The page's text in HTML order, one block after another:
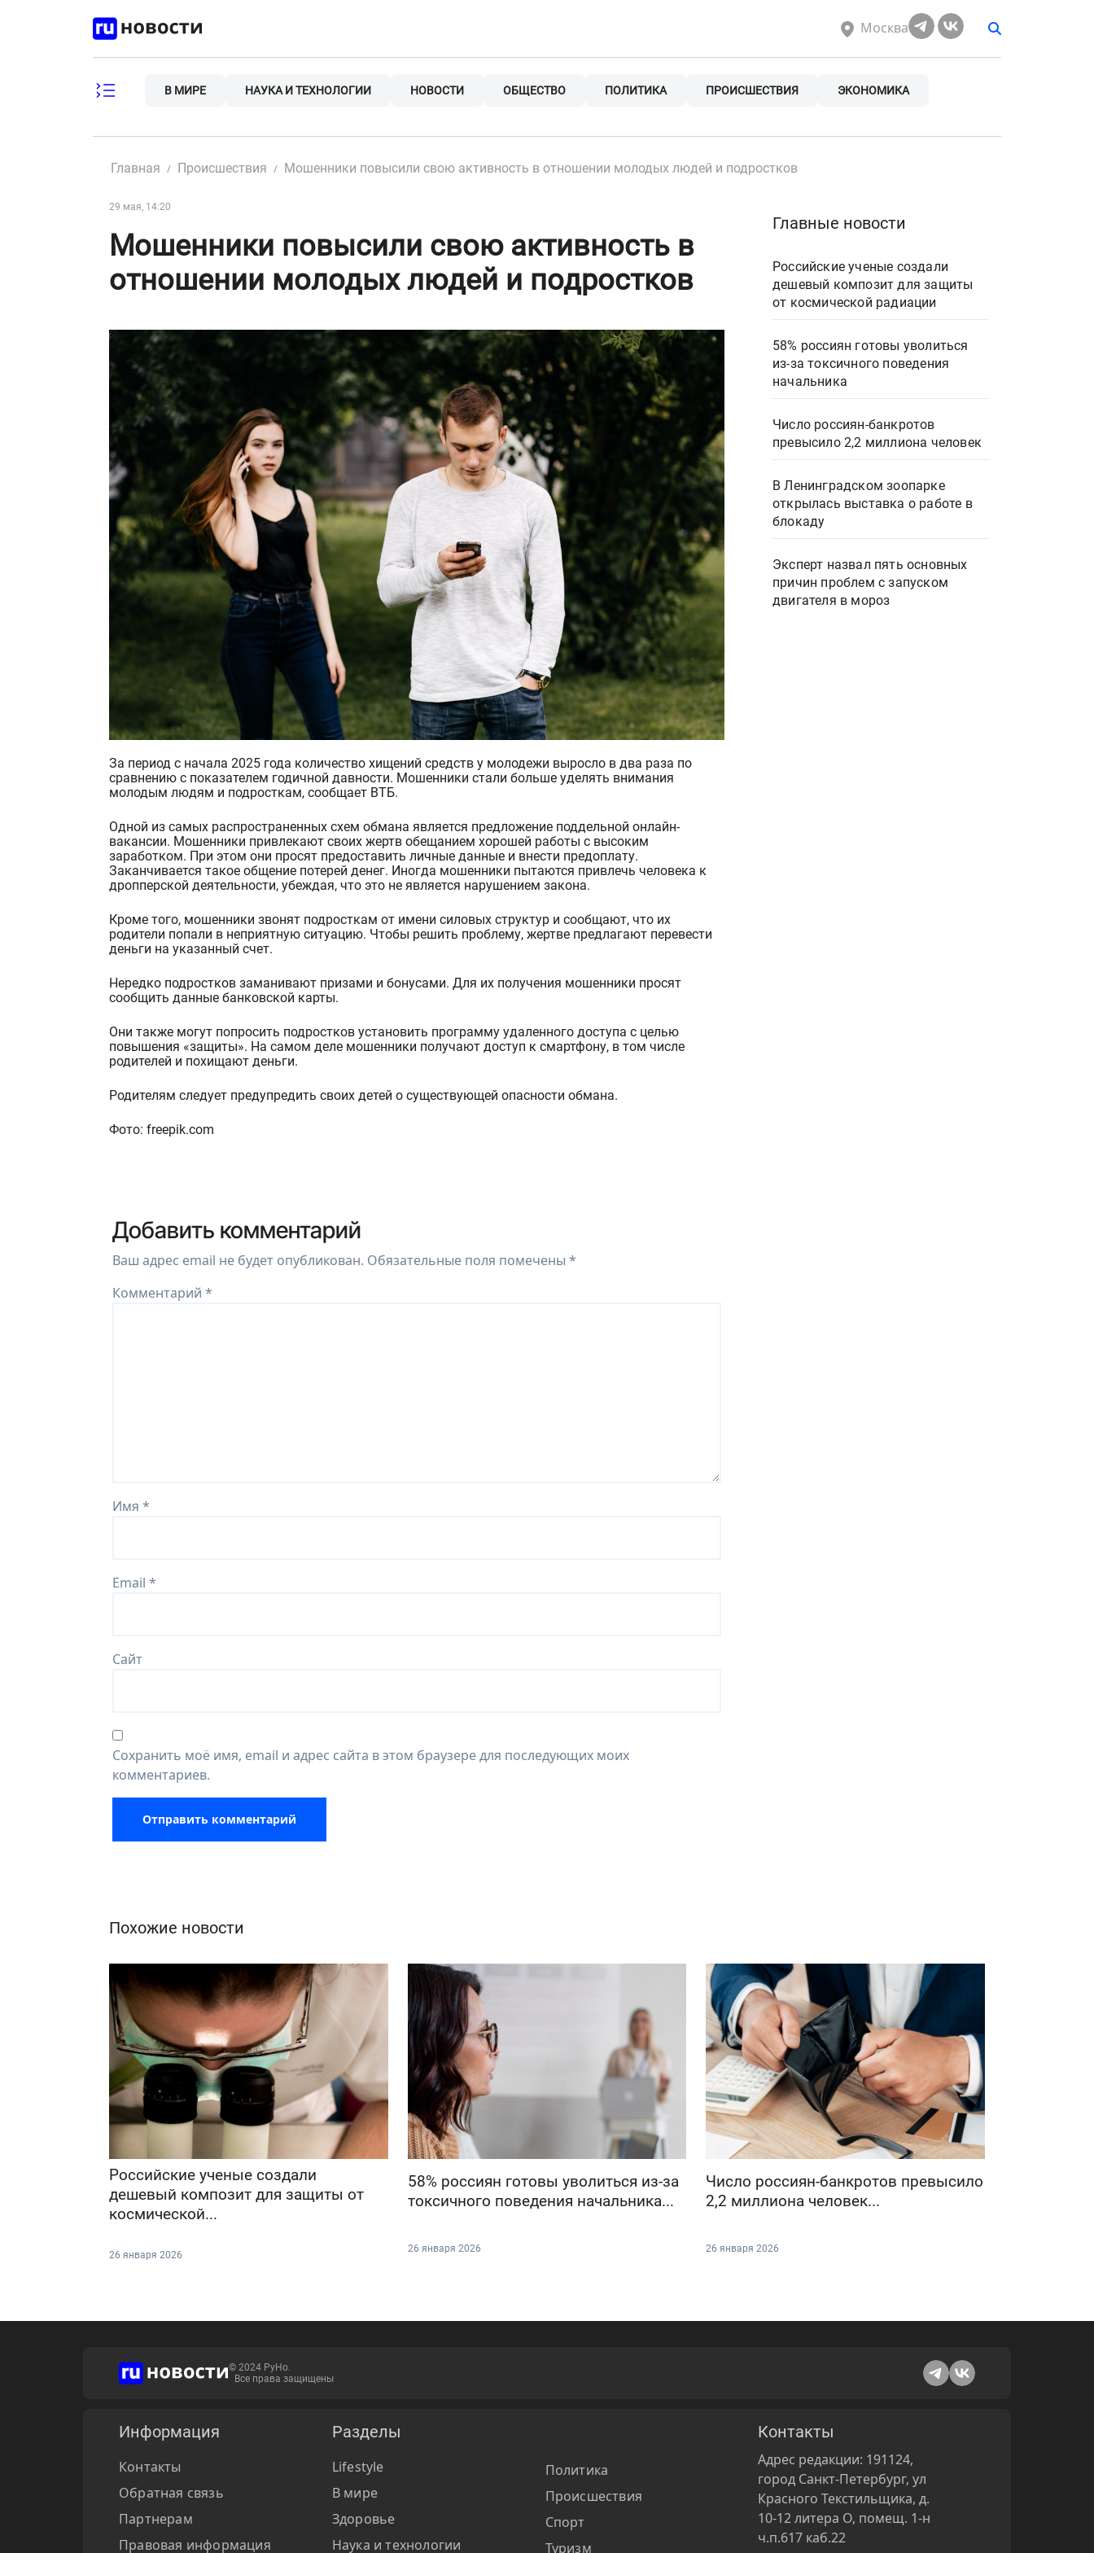
Москва
В МИРЕ НАУКА И ТЕХНОЛОГИИ НОВОСТИ ОБЩЕСТВО ПОЛИТИКА ПРОИСШЕСТВИЯ ЭКОНОМИКА
Главная Происшествия Мошенники повысили свою активность в отношении молодых людей и подростков
29 мая, 14:20
Мошенники повысили свою активность в
отношении молодых людей и подростков
За период с начала 2025 года количество хищений средств у молодежи выросло в два раза по
сравнению с показателем годичной давности. Мошенники стали больше уделять внимания
молодым людям и подросткам, сообщает ВТБ.
Одной из самых распространенных схем обмана является предложение поддельной онлайн-
вакансии. Мошенники привлекают своих жертв обещанием хорошей работы с высоким
заработком. При этом они просят предоставить личные данные и внести предоплату.
Заканчивается такое общение потерей денег. Иногда мошенники пытаются привлечь человека к
дропперской деятельности, убеждая, что это не является нарушением закона.
Кроме того, мошенники звонят подросткам от имени силовых структур и сообщают, что их
родители попали в неприятную ситуацию. Чтобы решить проблему, жертве предлагают перевести
деньги на указанный счет.
Нередко подростков заманивают призами и бонусами. Для их получения мошенники просят
сообщить данные банковской карты.
Они также могут попросить подростков установить программу удаленного доступа с целью
повышения «защиты». На самом деле мошенники получают доступ к смартфону, в том числе
родителей и похищают деньги.
Родителям следует предупредить своих детей о существующей опасности обмана.
Фото: freepik.com
Добавить комментарий
Ваш адрес email не будет опубликован. Обязательные поля помечены *
Комментарий *
Имя *
Email *
Сайт
Сохранить моё имя, email и адрес сайта в этом браузере для последующих моих
комментариев.
Главные новости
Российские ученые создали
дешевый композит для защиты
от космической радиации
58% россиян готовы уволиться
из-за токсичного поведения
начальника
Число россиян-банкротов
превысило 2,2 миллиона человек
В Ленинградском зоопарке
открылась выставка о работе в
блокаду
Эксперт назвал пять основных
причин проблем с запуском
двигателя в мороз
Похожие новости
Российские ученые создали
дешевый композит для защиты от
космической...
26 января 2026
58% россиян готовы уволиться из-за
токсичного поведения начальника...
26 января 2026
Число россиян-банкротов превысило
2,2 миллиона человек...
26 января 2026
© 2024 РуНо.
Все права защищены
Информация
Контакты
Обратная связь
Партнерам
Правовая информация
Разделы
Lifestyle
В мире
Здоровье
Наука и технологии
Политика
Происшествия
Спорт
Туризм
Контакты
Адрес редакции: 191124,
город Санкт-Петербург, ул
Красного Текстильщика, д.
10-12 литера О, помещ. 1-н
ч.п.617 каб.22